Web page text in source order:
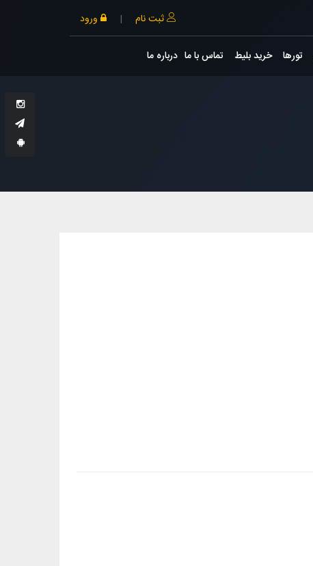
ثبت نام | ورود
تورها خرید بلیط تماس با ما درباره ما